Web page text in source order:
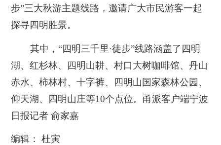
步”三大秋游主题线路，邀请广大市民游客一起
探寻四明胜景。
其中，“四明三千里·徒步”线路涵盖了四明
湖、红杉林、四明山耕、村口大树咖啡馆、丹山
赤水、柿林村、十字裤、四明山国家森林公园、
仰天湖、四明山庄等10个点位。甬派客户端宁波
日报记者 俞家嘉
编辑： 杜寅